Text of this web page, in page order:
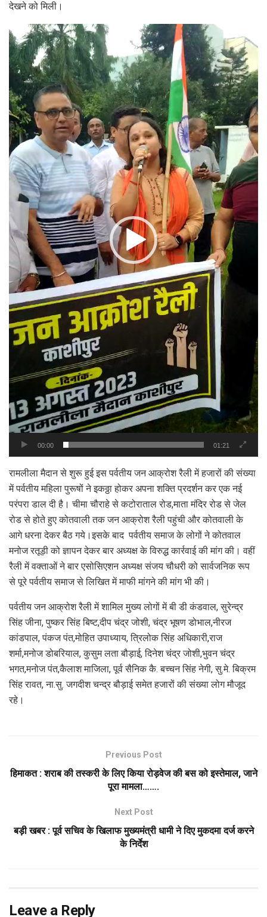
देखने को मिली।
Video
Player
00:00 01:21
रामलीला मैदान से शुरू हुई इस पर्वतीय जन आक्रोश रैली में हजारों की संख्या
में पर्वतीय महिला पुरूषों ने इकठ्ठा होकर अपना शक्ति प्रदर्शन कर एक नई
परंपरा डाल दी है। चीमा चौराहे से कटोराताल रोड,माता मंदिर रोड से जेल
रोड से होते हुए कोतवाली तक जन आक्रोश रैली पहुंची और कोतवाली के
आगे धरना देकर बैठ गये।इसके बाद पर्वतीय समाज के लोगों ने कोतवाल
मनोज रतूड़ी को ज्ञापन देकर बार अध्यक्ष के विरुद्ध कार्रवाई की मांग की। वहीं
रैली में वक्ताओं ने बार एसोसिएशन अध्यक्ष संजय चौधरी को सार्वजनिक रूप
से पूरे पर्वतीय समाज से लिखित में माफी मांगने की मांग भी की।
पर्वतीय जन आक्रोश रैली में शामिल मुख्य लोगों में बी डी कंडवाल, सुरेन्द्र
सिंह जीना, पुष्कर सिंह बिष्ट,दीप चंद्र जोशी, चंद्र भूषण डोभाल,नीरज
कांडपाल, पंकज पंत,मोहित उपाध्याय, त्रिलोक सिंह अधिकारी,राज
शर्मा,मनोज डोबरियाल, कुसुम लता बौड़ाई, दिनेश चंद्र जोशी,भुवन चंद्र
भगत,मनोज पंत,कैलाश माजिला, पूर्व सैनिक कै. बच्चन सिंह नेगी, सु.मे. बिक्रम
सिंह रावत, ना.सु. जगदीश चन्द्र बौड़ाई समेत हजारों की संख्या लोग मौजूद
रहे।
Previous Post
हिमाकत : शराब की तस्करी के लिए किया रोड़वेज की बस को इस्तेमाल, जाने
पूरा मामला…….
Next Post
बड़ी खबर : पूर्व सचिव के खिलाफ मुख्यमंत्री धामी ने दिए मुकदमा दर्ज करने
के निर्देश
Leave a Reply